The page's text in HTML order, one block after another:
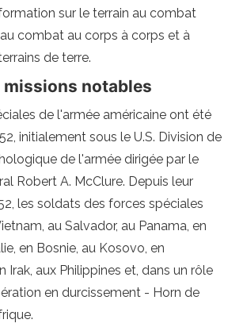
sur le terrain au combat
combat au corps à corps et à
de terre.
notables
de l'armée américaine ont été
initialement sous le U.S. Division de
de l'armée dirigée par le
Robert A. McClure. Depuis leur
les soldats des forces spéciales
au Salvador, au Panama, en
en Bosnie, au Kosovo, en
Irak, aux Philippines et, dans un rôle
en durcissement - Horn de